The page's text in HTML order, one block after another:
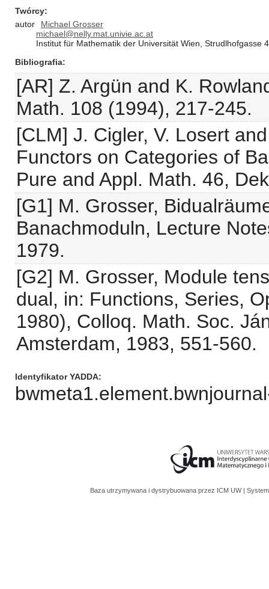
Twórcy
autor
Michael Grosser
michael@nelly.mat.univie.ac.at
Institut für Mathematik der Universität Wien, Strudlhofgasse
Bibliografia
[AR] Z. Argün and K.
Math. 108 (1994), 217-245.
[CLM] J. Cigler, V. Losert
Functors on Categories of
Pure and Appl. Math. 46,
[G1] M. Grosser,
Banachmoduln, Lecture
1979.
[G2] M. Grosser, Module
dual, in: Functions, Series,
1980), Colloq. Math. Soc.
Amsterdam, 1983, 551-560.
Identyfikator YADDA
Baza utrzymywana i dystrybuowana przez ICM UW |